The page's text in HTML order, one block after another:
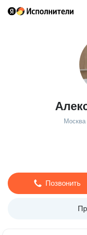
Москва
Позвонить